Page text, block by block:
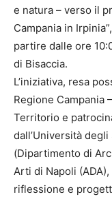
e natura – verso il
Campania in
partire dalle ore
di Bisaccia.
L’iniziativa, resa
Regione Campania
Territorio e
dall’Università
(Dipartimento di
Arti di Napoli
riflessione e